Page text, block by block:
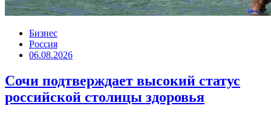
Бизнес
Россия
06.08.2026
Сочи подтверждает высокий статус
российской столицы здоровья